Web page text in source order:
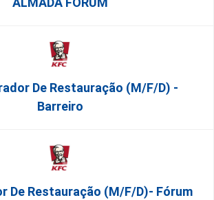
De Restauração (m/f/d) -
Barreiro
De Restauração (m/f/d)- Fórum